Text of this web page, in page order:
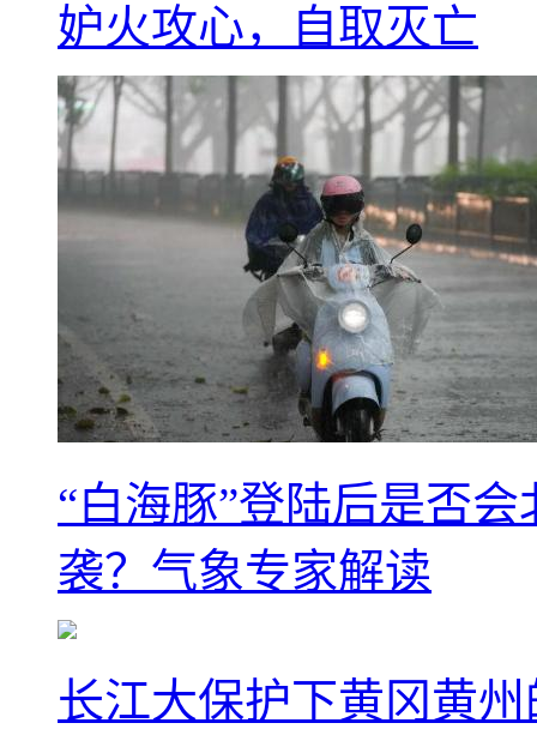
妒火攻心，自取灭亡
“白海豚”登陆后是否
袭？气象专家解读
长江大保护下黄冈黄